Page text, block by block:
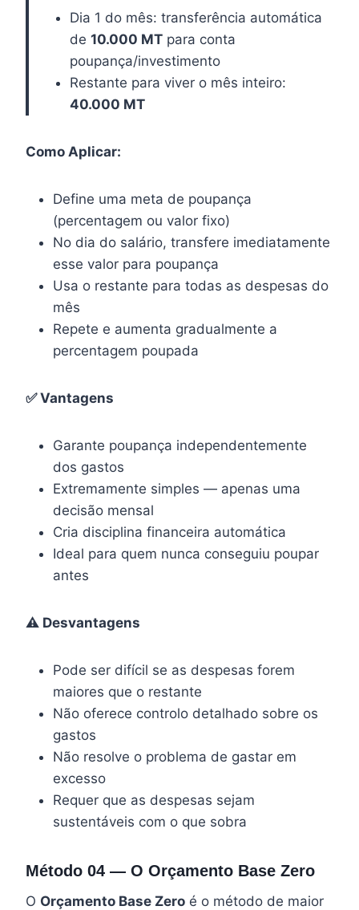
Dia 1 do mês: transferência automática
de 10.000 MT para conta
poupança/investimento
Restante para viver o mês inteiro:
40.000 MT
Como Aplicar:
Define uma meta de poupança
(percentagem ou valor fixo)
No dia do salário, transfere imediatamente
esse valor para poupança
Usa o restante para todas as despesas do
mês
Repete e aumenta gradualmente a
percentagem poupada
✅ Vantagens
Garante poupança independentemente
dos gastos
Extremamente simples — apenas uma
decisão mensal
Cria disciplina financeira automática
Ideal para quem nunca conseguiu poupar
antes
⚠️ Desvantagens
Pode ser difícil se as despesas forem
maiores que o restante
Não oferece controlo detalhado sobre os
gastos
Não resolve o problema de gastar em
excesso
Requer que as despesas sejam
sustentáveis com o que sobra
Método 04 — O Orçamento Base Zero
O Orçamento Base Zero é o método de maior